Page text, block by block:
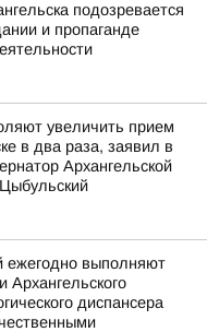
подозревается
и пропаганде
увеличить прием
в два раза, заявил в
Архангельской
ежегодно выполняют
Архангельского
диспансера